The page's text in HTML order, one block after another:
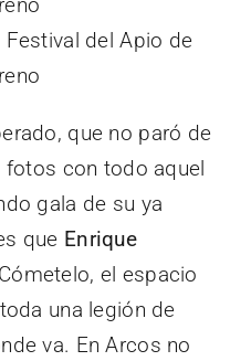
Festival del Apio de
que no paró de
con todo aquel
gala de su ya
que Enrique
el espacio
una legión de
va. En Arcos no